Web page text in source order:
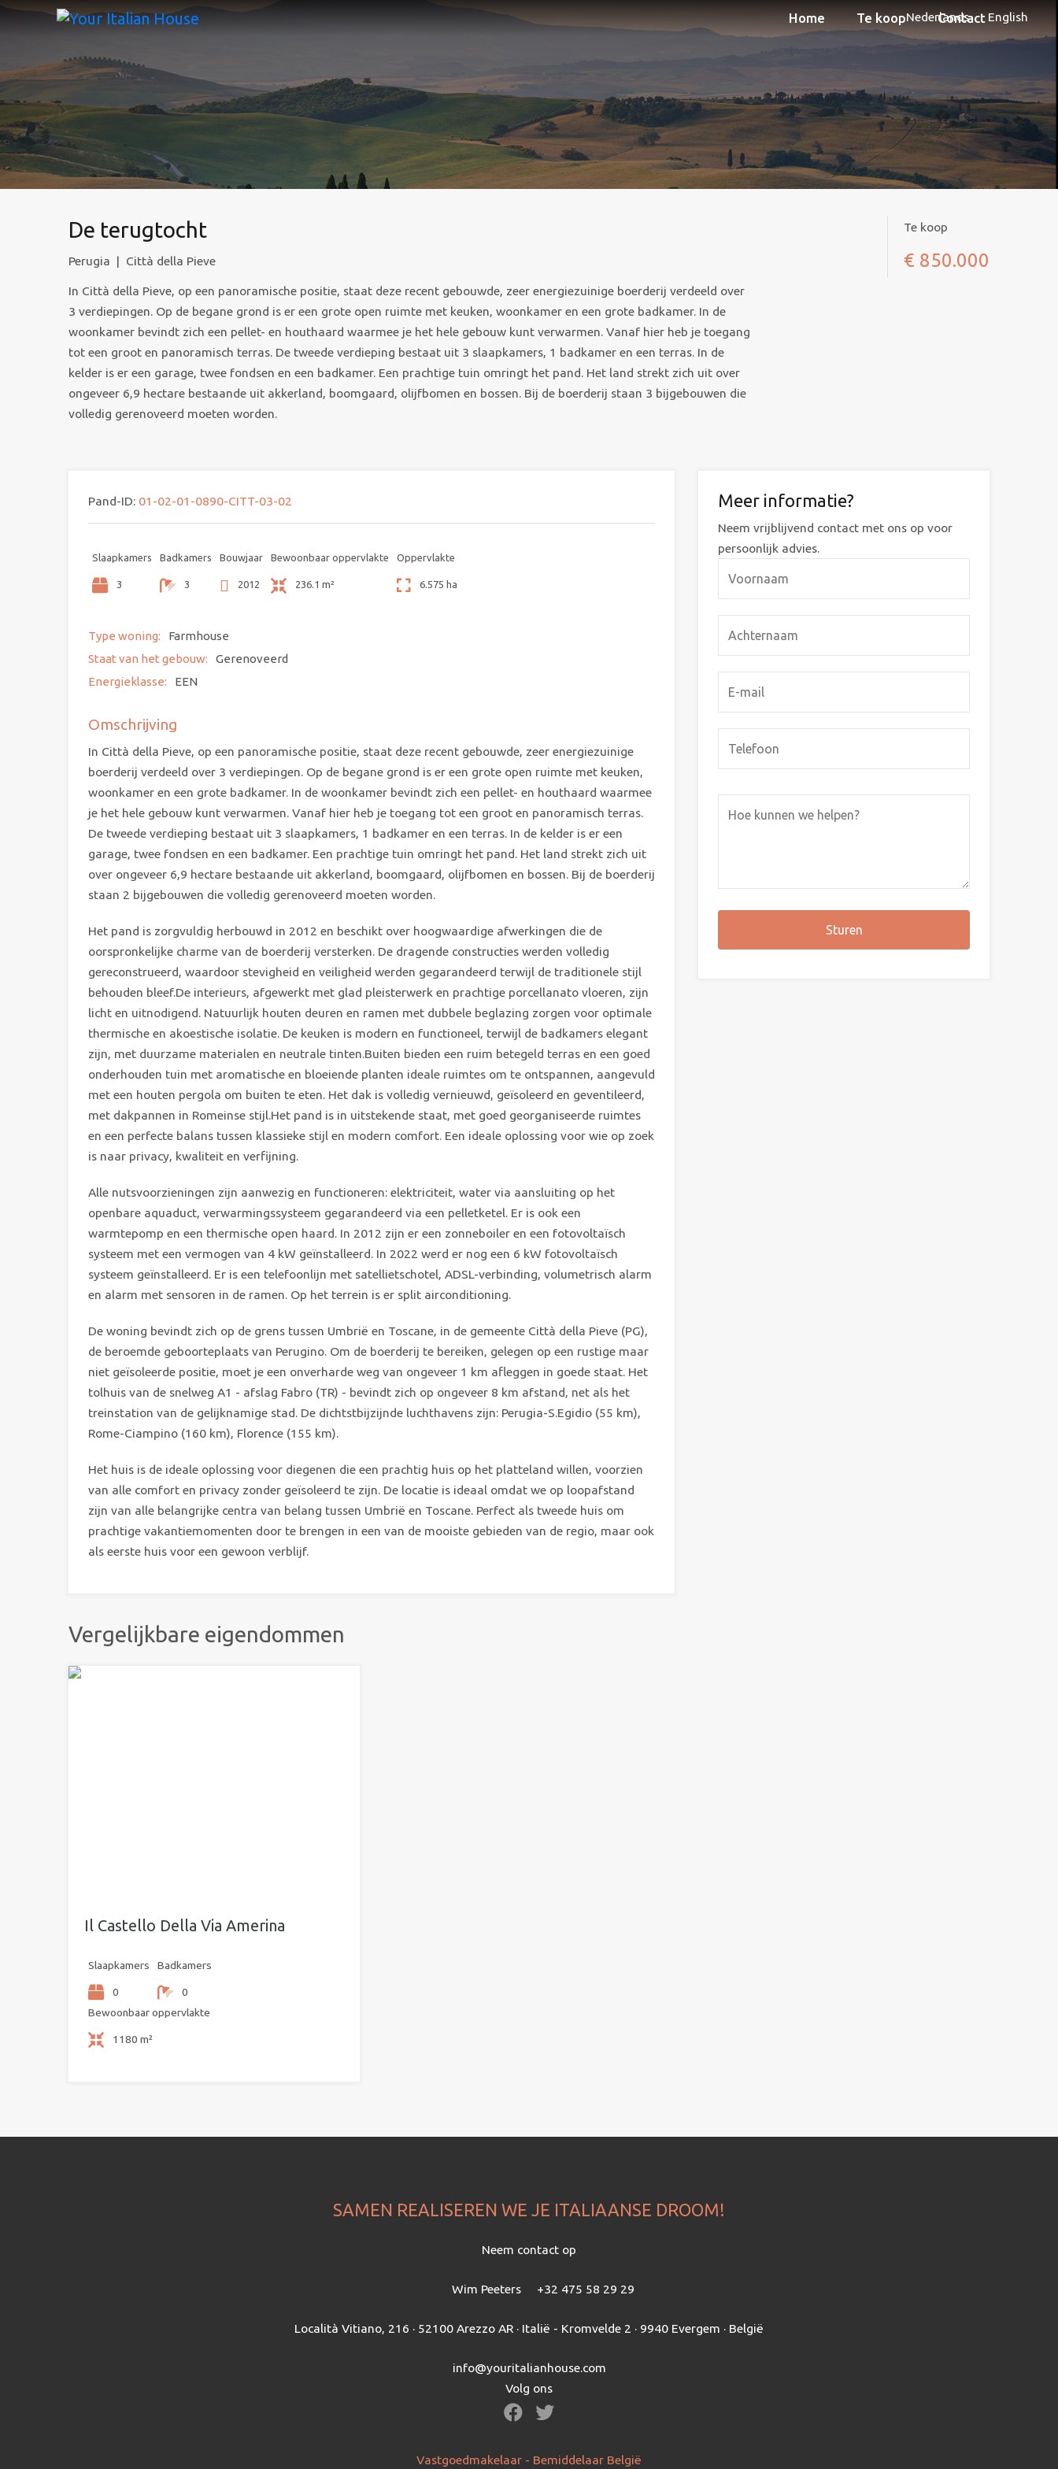
Nederlands English
Home Te koop Contact
De terugtocht
Perugia | Città della Pieve
In Città della Pieve, op een panoramische positie, staat deze recent gebouwde, zeer energiezuinige boerderij verdeeld over
3 verdiepingen. Op de begane grond is er een grote open ruimte met keuken, woonkamer en een grote badkamer. In de
woonkamer bevindt zich een pellet- en houthaard waarmee je het hele gebouw kunt verwarmen. Vanaf hier heb je toegang
tot een groot en panoramisch terras. De tweede verdieping bestaat uit 3 slaapkamers, 1 badkamer en een terras. In de
kelder is er een garage, twee fondsen en een badkamer. Een prachtige tuin omringt het pand. Het land strekt zich uit over
ongeveer 6,9 hectare bestaande uit akkerland, boomgaard, olijfbomen en bossen. Bij de boerderij staan 3 bijgebouwen die
volledig gerenoveerd moeten worden.
Te koop
€ 850.000
Pand-ID: 01-02-01-0890-CITT-03-02
Slaapkamers
3
Badkamers
3
Bouwjaar
2012
Bewoonbaar oppervlakte
236.1 m²
Oppervlakte
6.575 ha
Type woning:
Farmhouse
Staat van het gebouw:
Gerenoveerd
Energieklasse:
EEN
Omschrijving
In Città della Pieve, op een panoramische positie, staat deze recent gebouwde, zeer energiezuinige
boerderij verdeeld over 3 verdiepingen. Op de begane grond is er een grote open ruimte met keuken,
woonkamer en een grote badkamer. In de woonkamer bevindt zich een pellet- en houthaard waarmee
je het hele gebouw kunt verwarmen. Vanaf hier heb je toegang tot een groot en panoramisch terras.
De tweede verdieping bestaat uit 3 slaapkamers, 1 badkamer en een terras. In de kelder is er een
garage, twee fondsen en een badkamer. Een prachtige tuin omringt het pand. Het land strekt zich uit
over ongeveer 6,9 hectare bestaande uit akkerland, boomgaard, olijfbomen en bossen. Bij de boerderij
staan 2 bijgebouwen die volledig gerenoveerd moeten worden.
Het pand is zorgvuldig herbouwd in 2012 en beschikt over hoogwaardige afwerkingen die de
oorspronkelijke charme van de boerderij versterken. De dragende constructies werden volledig
gereconstrueerd, waardoor stevigheid en veiligheid werden gegarandeerd terwijl de traditionele stijl
behouden bleef.De interieurs, afgewerkt met glad pleisterwerk en prachtige porcellanato vloeren, zijn
licht en uitnodigend. Natuurlijk houten deuren en ramen met dubbele beglazing zorgen voor optimale
thermische en akoestische isolatie. De keuken is modern en functioneel, terwijl de badkamers elegant
zijn, met duurzame materialen en neutrale tinten.Buiten bieden een ruim betegeld terras en een goed
onderhouden tuin met aromatische en bloeiende planten ideale ruimtes om te ontspannen, aangevuld
met een houten pergola om buiten te eten. Het dak is volledig vernieuwd, geïsoleerd en geventileerd,
met dakpannen in Romeinse stijl.Het pand is in uitstekende staat, met goed georganiseerde ruimtes
en een perfecte balans tussen klassieke stijl en modern comfort. Een ideale oplossing voor wie op zoek
is naar privacy, kwaliteit en verfijning.
Alle nutsvoorzieningen zijn aanwezig en functioneren: elektriciteit, water via aansluiting op het
openbare aquaduct, verwarmingssysteem gegarandeerd via een pelletketel. Er is ook een
warmtepomp en een thermische open haard. In 2012 zijn er een zonneboiler en een fotovoltaïsch
systeem met een vermogen van 4 kW geïnstalleerd. In 2022 werd er nog een 6 kW fotovoltaïsch
systeem geïnstalleerd. Er is een telefoonlijn met satellietschotel, ADSL-verbinding, volumetrisch alarm
en alarm met sensoren in de ramen. Op het terrein is er split airconditioning.
De woning bevindt zich op de grens tussen Umbrië en Toscane, in de gemeente Città della Pieve (PG),
de beroemde geboorteplaats van Perugino. Om de boerderij te bereiken, gelegen op een rustige maar
niet geïsoleerde positie, moet je een onverharde weg van ongeveer 1 km afleggen in goede staat. Het
tolhuis van de snelweg A1 - afslag Fabro (TR) - bevindt zich op ongeveer 8 km afstand, net als het
treinstation van de gelijknamige stad. De dichtstbijzijnde luchthavens zijn: Perugia-S.Egidio (55 km),
Rome-Ciampino (160 km), Florence (155 km).
Het huis is de ideale oplossing voor diegenen die een prachtig huis op het platteland willen, voorzien
van alle comfort en privacy zonder geïsoleerd te zijn. De locatie is ideaal omdat we op loopafstand
zijn van alle belangrijke centra van belang tussen Umbrië en Toscane. Perfect als tweede huis om
prachtige vakantiemomenten door te brengen in een van de mooiste gebieden van de regio, maar ook
als eerste huis voor een gewoon verblijf.
Vergelijkbare eigendommen
Il Castello Della Via Amerina
Slaapkamers
0
Badkamers
0
Bewoonbaar oppervlakte
1180 m²
Meer informatie?
Neem vrijblijvend contact met ons op voor
persoonlijk advies.
SAMEN REALISEREN WE JE ITALIAANSE DROOM!
Neem contact op
Wim Peeters +32 475 58 29 29
Località Vitiano, 216 · 52100 Arezzo AR · Italië - Kromvelde 2 · 9940 Evergem · België
info@youritalianhouse.com
Volg ons
Vastgoedmakelaar - Bemiddelaar België